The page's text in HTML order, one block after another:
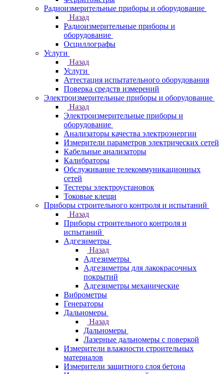
Радиоизмерительные приборы и оборудование
Назад
Радиоизмерительные приборы и
оборудование
Осциллографы
Услуги
Назад
Услуги
Аттестация испытательного оборудования
Поверка средств измерений
Электроизмерительные приборы и оборудование
Назад
Электроизмерительные приборы и
оборудование
Анализаторы качества электроэнергии
Измерители параметров электрических сетей
Кабельные анализаторы
Калибраторы
Обслуживание телекоммуникационных
сетей
Тестеры электроустановок
Токовые клещи
Приборы строительного контроля и испытаний
Назад
Приборы строительного контроля и
испытаний
Адгезиметры
Назад
Адгезиметры
Адгезиметры для лакокрасочных
покрытий
Адгезиметры механические
Виброметры
Генераторы
Дальномеры
Назад
Дальномеры
Лазерные дальномеры с поверкой
Измерители влажности строительных
материалов
Измерители защитного слоя бетона